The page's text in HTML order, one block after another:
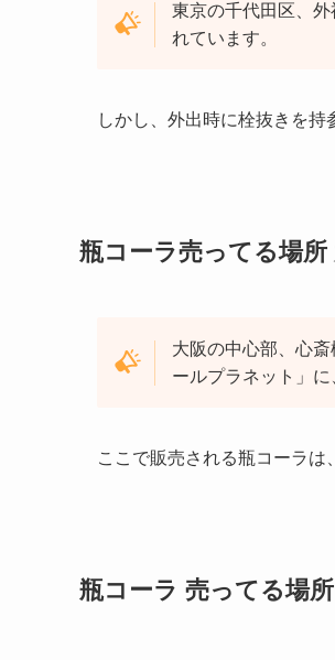
東京の千代田区、
れています。
しかし、外出時に栓抜きを持
瓶コーラ売ってる場
大阪の中心部、心
ールプラネット」
ここで販売される瓶コーラは
瓶コーラ 売ってる場